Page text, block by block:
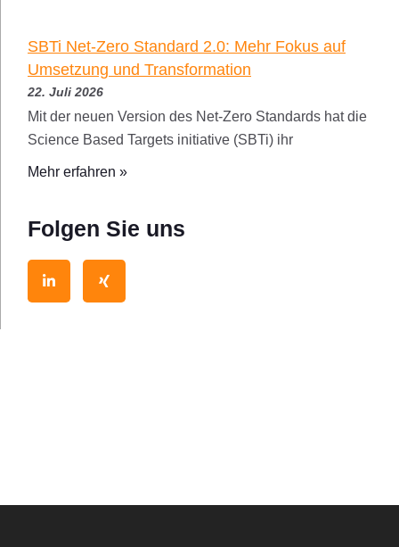
SBTi Net-Zero Standard 2.0: Mehr Fokus auf
Umsetzung und Transformation
22. Juli 2026
Mit der neuen Version des Net-Zero Standards hat die
Science Based Targets initiative (SBTi) ihr
Mehr erfahren »
Folgen Sie uns
i
i